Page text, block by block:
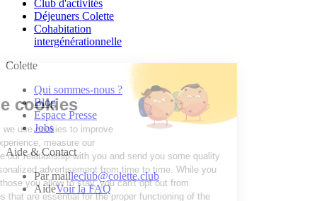
Club d'activités
Déjeuners Colette
Cohabitation
intergénération­nelle
Colette
Qui sommes-nous ?
Blog
Espace Presse
Jobs
Aide & Contact
Par mailleclub@colette.club
AideVoir la FAQ